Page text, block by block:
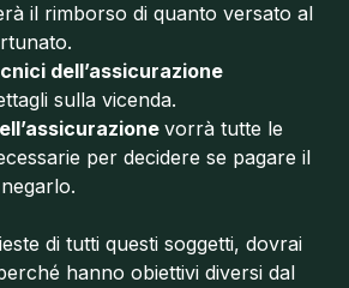
il rimborso di quanto versato al
dell’assicurazione
sulla vicenda.
vorrà tutte le
per decidere se pagare il
di tutti questi soggetti, dovrai
hanno obiettivi diversi dal